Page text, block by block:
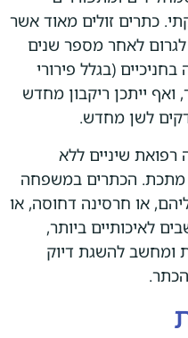
כתרים זולים מאוד אשר
לאחר מספר שנים
(בגלל פירורי
ייתכן ריקבון מחדש
לשן מחדש.
שיניים ללא
מתכת. הכתרים במשפחה
או חרסינה דחוסה, או
לאיכותיים ביותר,
ומחשב להשגת דיוק